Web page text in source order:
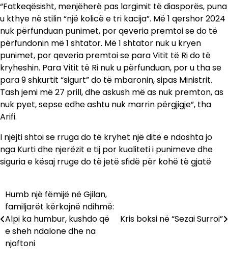
“Fatkeqësisht, menjëherë pas largimit të diasporës, puna
u kthye në stilin “një kolicë e tri kacija”. Më 1 qershor 2024
nuk përfunduan punimet, por qeveria premtoi se do të
përfundonin më 1 shtator. Më 1 shtator nuk u kryen
punimet, por qeveria premtoi se para Vitit të Ri do të
kryheshin. Para Vitit të Ri nuk u përfunduan, por u tha se
para 9 shkurtit “sigurt” do të mbaronin, sipas Ministrit.
Tash jemi më 27 prill, dhe askush më as nuk premton, as
nuk pyet, sepse edhe ashtu nuk marrin përgjigje”, tha
Arifi.
I njëjti shtoi se rruga do të kryhet një ditë e ndoshta jo
nga Kurti dhe njerëzit e tij por kualiteti i punimeve dhe
siguria e kësaj rruge do të jetë sfidë për kohë të gjatë
Lëvizje
te
postimet
Humb një fëmijë në Gjilan,
familjarët kërkojnë ndihmë:
Alpi ka humbur, kushdo që
e sheh ndalone dhe na
njoftoni
Kris boksi në “Sezai Surroi”